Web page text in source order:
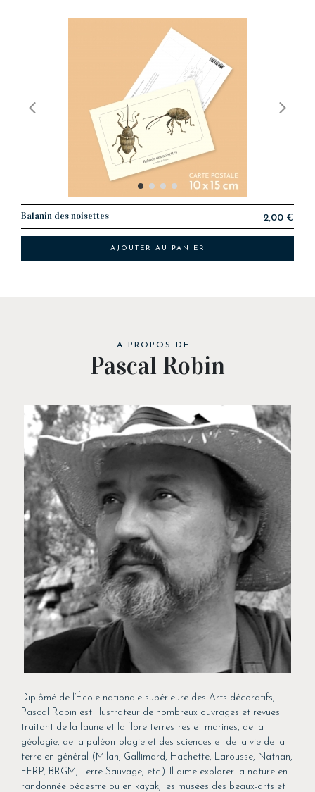
AJOUTER AU PANIER
Balanin des noisettes 2,00 €
A PROPOS DE...
Pascal Robin
Diplômé de l’École nationale supérieure des Arts décoratifs,
Pascal Robin est illustrateur de nombreux ouvrages et revues
traitant de la faune et la flore terrestres et marines, de la
géologie, de la paléontologie et des sciences et de la vie de la
terre en général (Milan, Gallimard, Hachette, Larousse, Nathan,
FFRP, BRGM, Terre Sauvage, etc.). Il aime explorer la nature en
randonnée pédestre ou en kayak, les musées des beaux-arts et